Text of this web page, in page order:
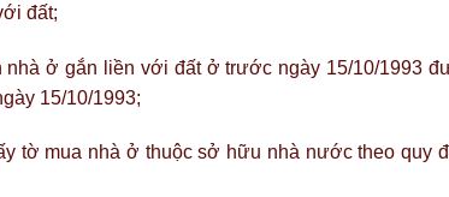
đất;
ở gắn liền với đất ở trước ngày 15/10/1993
15/10/1993;
tờ mua nhà ở thuộc sở hữu nhà nước theo quy